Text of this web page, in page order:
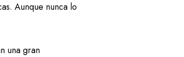
Aunque nunca lo
una gran